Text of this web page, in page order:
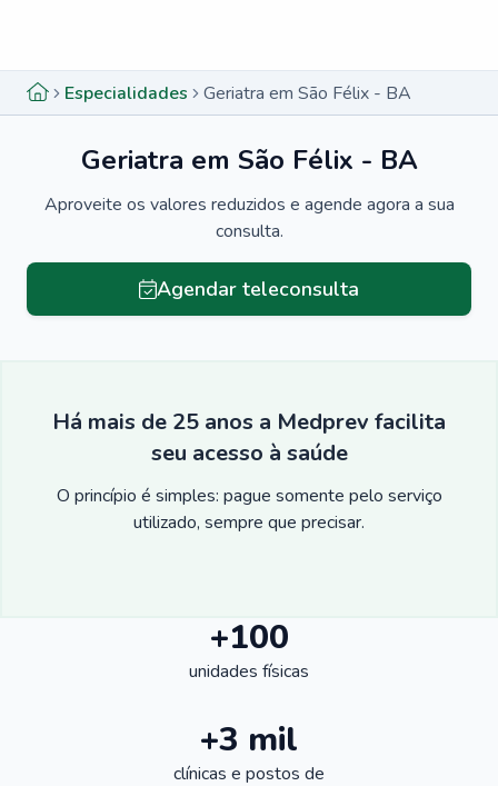
Especialidades Geriatra em São Félix - BA
Geriatra em São Félix - BA
Aproveite os valores reduzidos e agende agora a sua
consulta.
Agendar teleconsulta
Há mais de 25 anos a Medprev facilita
seu acesso à saúde
O princípio é simples: pague somente pelo serviço
utilizado, sempre que precisar.
+100
unidades físicas
+3 mil
clínicas e postos de